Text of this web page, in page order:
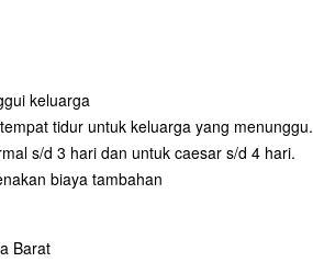
keluarga
tidur untuk keluarga yang menunggu.
s/d 3 hari dan untuk caesar s/d 4 hari.
biaya tambahan
Barat